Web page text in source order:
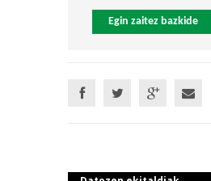
Egin zaitez bazkide